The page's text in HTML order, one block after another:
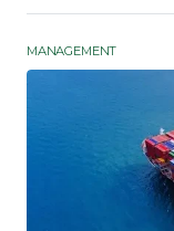
MANAGEMENT